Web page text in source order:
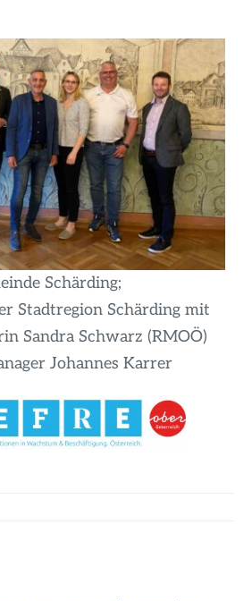
Schärding;
Stadtregion Schärding mit
Sandra Schwarz (RMOÖ)
Johannes Karrer